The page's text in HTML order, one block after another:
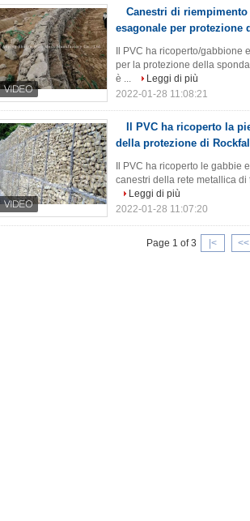
Canestri di
esagonale per protezione
Il PVC ha ricoperto/
per la protezione della
è ...
Leggi di più
2022-01-28 11:08:21
Il PVC ha ricoperto la
della protezione di
Il PVC ha ricoperto le
canestri della rete metallica
Leggi di più
2022-01-28 11:07:20
Page 1 of 3 |< <<